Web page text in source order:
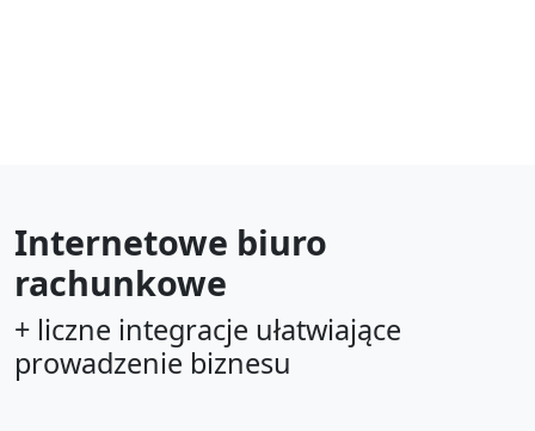
Internetowe biuro
rachunkowe
+ liczne integracje ułatwiające
prowadzenie biznesu